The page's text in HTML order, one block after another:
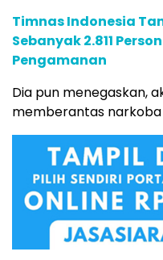
Timnas Indonesia
Sebanyak 2.811
Pengamanan
Dia pun menegaskan,
memberantas narkoba